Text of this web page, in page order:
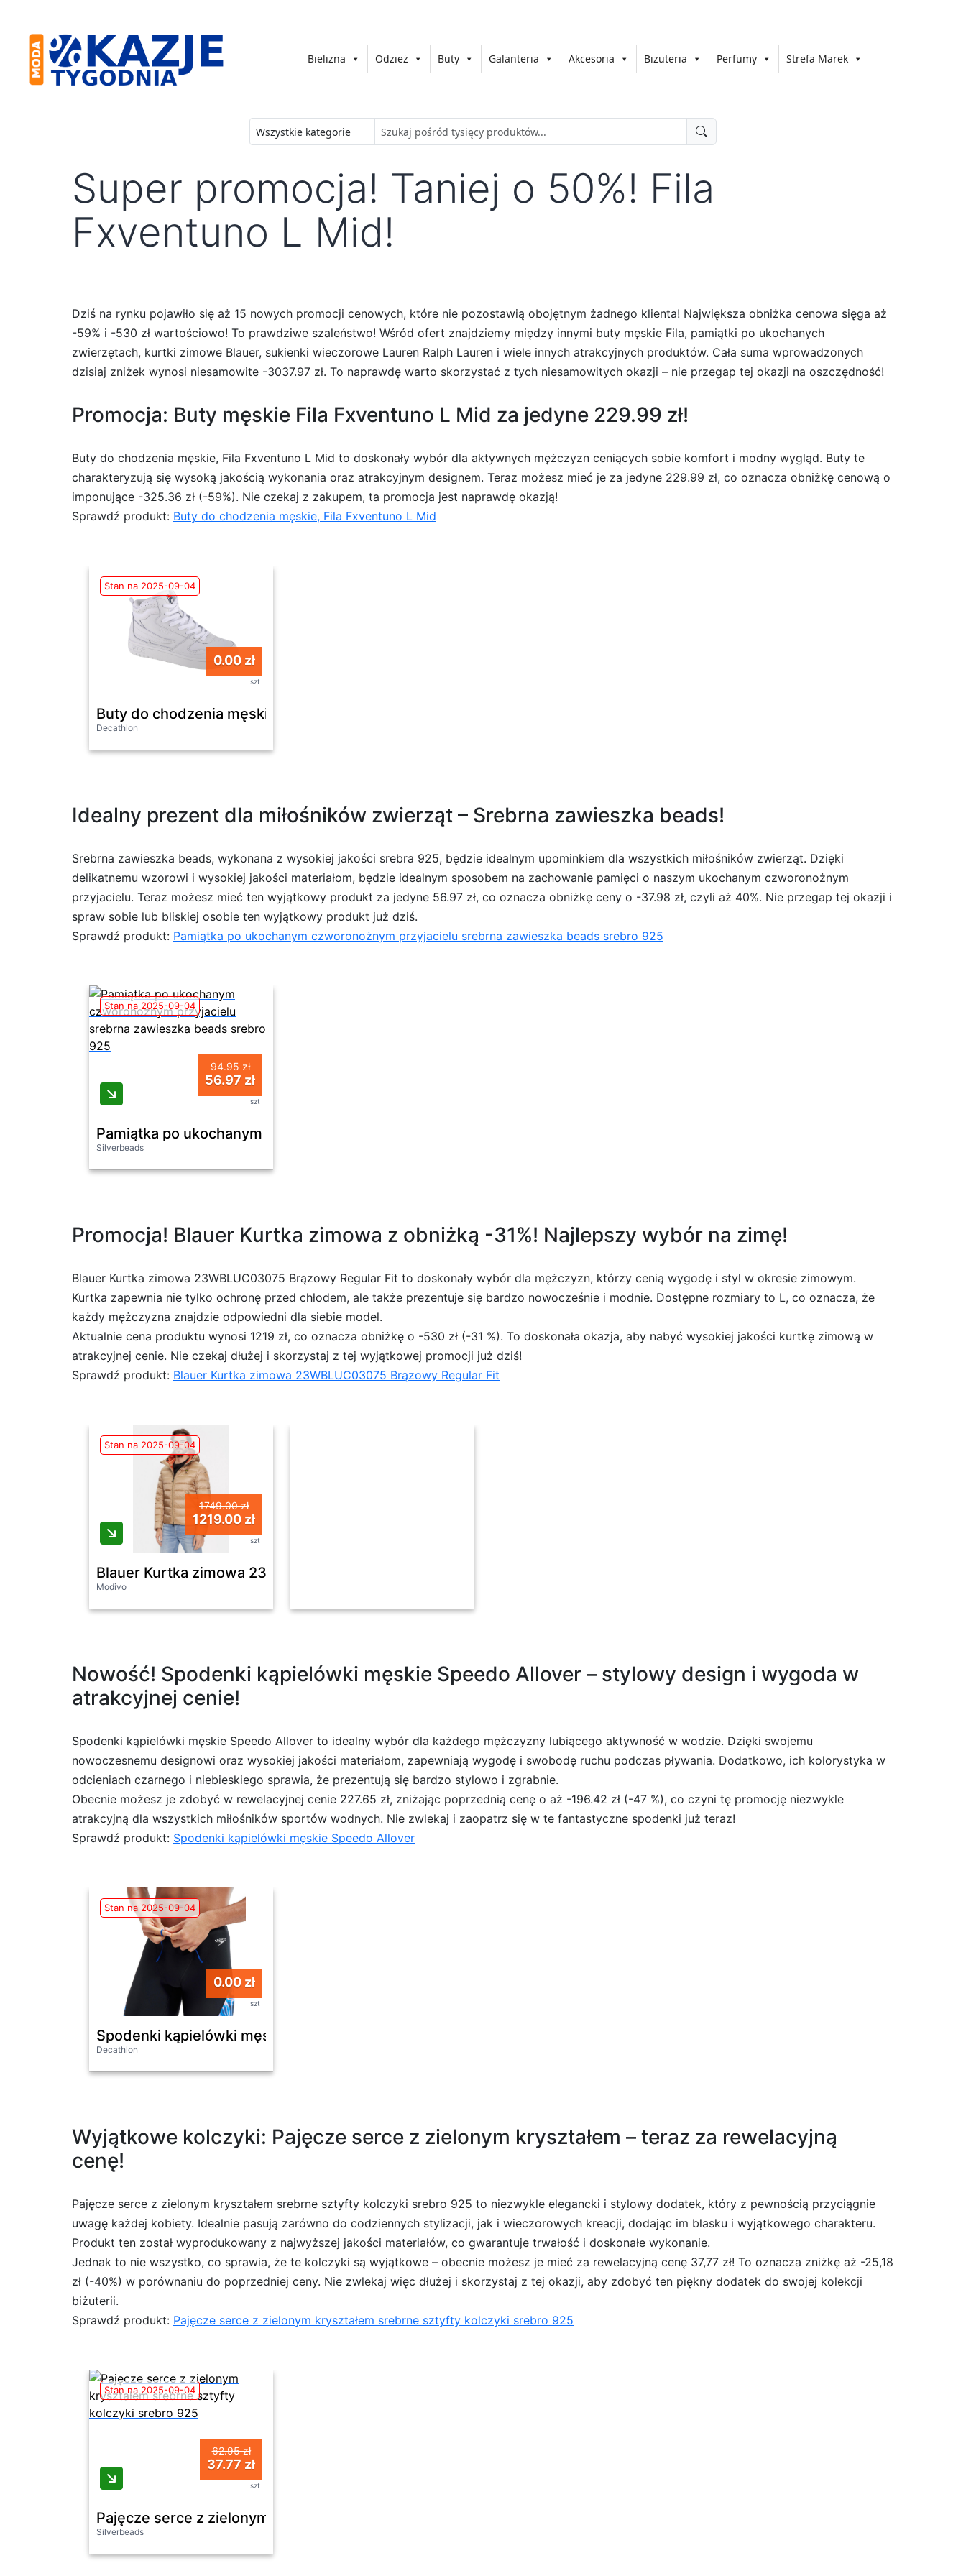
content
Bielizna Odzież Buty Galanteria Akcesoria Biżuteria Perfumy Strefa Marek
Super promocja! Taniej o 50%! Fila
Fxventuno L Mid!
Dziś na rynku pojawiło się aż 15 nowych promocji cenowych, które nie pozostawią obojętnym żadnego klienta! Największa obniżka cenowa sięga aż
-59% i -530 zł wartościowo! To prawdziwe szaleństwo! Wśród ofert znajdziemy między innymi buty męskie Fila, pamiątki po ukochanych
zwierzętach, kurtki zimowe Blauer, sukienki wieczorowe Lauren Ralph Lauren i wiele innych atrakcyjnych produktów. Cała suma wprowadzonych
dzisiaj zniżek wynosi niesamowite -3037.97 zł. To naprawdę warto skorzystać z tych niesamowitych okazji – nie przegap tej okazji na oszczędność!
Promocja: Buty męskie Fila Fxventuno L Mid za jedyne 229.99 zł!
Buty do chodzenia męskie, Fila Fxventuno L Mid to doskonały wybór dla aktywnych mężczyzn ceniących sobie komfort i modny wygląd. Buty te
charakteryzują się wysoką jakością wykonania oraz atrakcyjnym designem. Teraz możesz mieć je za jedyne 229.99 zł, co oznacza obniżkę cenową o
imponujące -325.36 zł (-59%). Nie czekaj z zakupem, ta promocja jest naprawdę okazją!
Sprawdź produkt: Buty do chodzenia męskie, Fila Fxventuno L Mid
Stan na 2025-09-04
0.00 zł
szt
Decathlon
Idealny prezent dla miłośników zwierząt – Srebrna zawieszka beads!
Srebrna zawieszka beads, wykonana z wysokiej jakości srebra 925, będzie idealnym upominkiem dla wszystkich miłośników zwierząt. Dzięki
delikatnemu wzorowi i wysokiej jakości materiałom, będzie idealnym sposobem na zachowanie pamięci o naszym ukochanym czworonożnym
przyjacielu. Teraz możesz mieć ten wyjątkowy produkt za jedyne 56.97 zł, co oznacza obniżkę ceny o -37.98 zł, czyli aż 40%. Nie przegap tej okazji i
spraw sobie lub bliskiej osobie ten wyjątkowy produkt już dziś.
Sprawdź produkt: Pamiątka po ukochanym czworonożnym przyjacielu srebrna zawieszka beads srebro 925
Stan na 2025-09-04
94.95 zł
56.97 zł
szt
Pamiątka po ukochanym czworonożnym przyjacielu srebrna zawieszka beads srebro 925
Silverbeads
Promocja! Blauer Kurtka zimowa z obniżką -31%! Najlepszy wybór na zimę!
Blauer Kurtka zimowa 23WBLUC03075 Brązowy Regular Fit to doskonały wybór dla mężczyzn, którzy cenią wygodę i styl w okresie zimowym.
Kurtka zapewnia nie tylko ochronę przed chłodem, ale także prezentuje się bardzo nowocześnie i modnie. Dostępne rozmiary to L, co oznacza, że
każdy mężczyzna znajdzie odpowiedni dla siebie model.
Aktualnie cena produktu wynosi 1219 zł, co oznacza obniżkę o -530 zł (-31 %). To doskonała okazja, aby nabyć wysokiej jakości kurtkę zimową w
atrakcyjnej cenie. Nie czekaj dłużej i skorzystaj z tej wyjątkowej promocji już dziś!
Sprawdź produkt: Blauer Kurtka zimowa 23WBLUC03075 Brązowy Regular Fit
Stan na 2025-09-04
1749.00 zł
1219.00 zł
szt
Blauer Kurtka zimowa 23WBLUC03075 Brązowy Regular Fit
Modivo
Nowość! Spodenki kąpielówki męskie Speedo Allover – stylowy design i wygoda w
atrakcyjnej cenie!
Spodenki kąpielówki męskie Speedo Allover to idealny wybór dla każdego mężczyzny lubiącego aktywność w wodzie. Dzięki swojemu
nowoczesnemu designowi oraz wysokiej jakości materiałom, zapewniają wygodę i swobodę ruchu podczas pływania. Dodatkowo, ich kolorystyka w
odcieniach czarnego i niebieskiego sprawia, że prezentują się bardzo stylowo i zgrabnie.
Obecnie możesz je zdobyć w rewelacyjnej cenie 227.65 zł, zniżając poprzednią cenę o aż -196.42 zł (-47 %), co czyni tę promocję niezwykle
atrakcyjną dla wszystkich miłośników sportów wodnych. Nie zwlekaj i zaopatrz się w te fantastyczne spodenki już teraz!
Sprawdź produkt: Spodenki kąpielówki męskie Speedo Allover
Stan na 2025-09-04
0.00 zł
szt
Spodenki kąpielówki męskie Speedo Allover
Decathlon
Wyjątkowe kolczyki: Pajęcze serce z zielonym kryształem – teraz za rewelacyjną
cenę!
Pajęcze serce z zielonym kryształem srebrne sztyfty kolczyki srebro 925 to niezwykle elegancki i stylowy dodatek, który z pewnością przyciągnie
uwagę każdej kobiety. Idealnie pasują zarówno do codziennych stylizacji, jak i wieczorowych kreacji, dodając im blasku i wyjątkowego charakteru.
Produkt ten został wyprodukowany z najwyższej jakości materiałów, co gwarantuje trwałość i doskonałe wykonanie.
Jednak to nie wszystko, co sprawia, że te kolczyki są wyjątkowe – obecnie możesz je mieć za rewelacyjną cenę 37,77 zł! To oznacza zniżkę aż -25,18
zł (-40%) w porównaniu do poprzedniej ceny. Nie zwlekaj więc dłużej i skorzystaj z tej okazji, aby zdobyć ten piękny dodatek do swojej kolekcji
biżuterii.
Sprawdź produkt: Pajęcze serce z zielonym kryształem srebrne sztyfty kolczyki srebro 925
Stan na 2025-09-04
62.95 zł
37.77 zł
szt
Pajęcze serce z zielonym kryształem srebrne sztyfty kolczyki srebro 925
Silverbeads